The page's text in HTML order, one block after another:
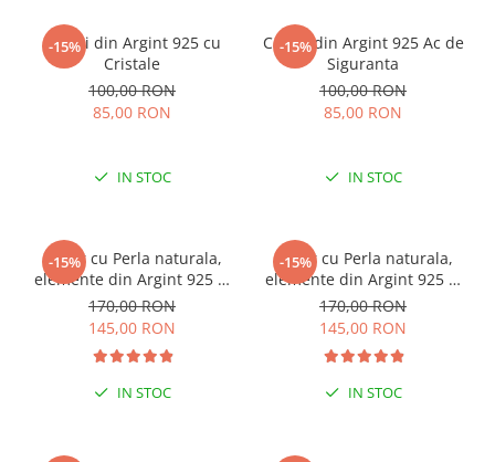
-15%
Cercei din Argint 925 cu
Cristale
100,00 RON
85,00 RON
IN STOC
-15%
Cercei din Argint 925 Ac de
Siguranta
100,00 RON
85,00 RON
IN STOC
-15%
Colier cu Perla naturala,
elemente din Argint 925 si
margele Miyuki, multicolor
170,00 RON
145,00 RON
IN STOC
-15%
Colier cu Perla naturala,
elemente din Argint 925 si
margele Miyuki, verde/kiwi
170,00 RON
145,00 RON
IN STOC